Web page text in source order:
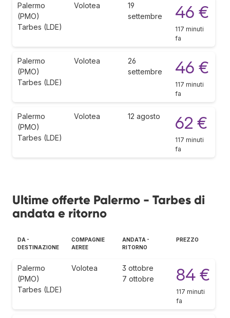
Palermo
(PMO)
Tarbes (LDE)
Volotea
19
settembre
46 €
117 minuti
fa
Palermo
(PMO)
Tarbes (LDE)
Volotea
26
settembre
46 €
117 minuti
fa
Palermo
(PMO)
Tarbes (LDE)
Volotea 12 agosto 62 €
117 minuti
fa
Ultime offerte Palermo - Tarbes di
andata e ritorno
DA -
DESTINAZIONE
COMPAGNIE
AEREE
ANDATA -
RITORNO
PREZZO
Palermo
(PMO)
Tarbes (LDE)
Volotea
3 ottobre
7 ottobre
84 €
117 minuti
fa